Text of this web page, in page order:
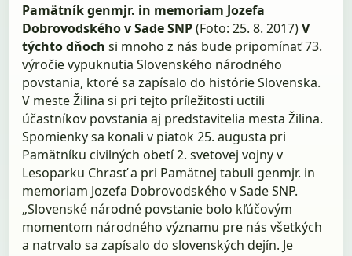
Pamätník genmjr. in memoriam Jozefa
Dobrovodského v Sade SNP(Foto: 25. 8. 2017)V
týchto dňoch si mnoho z nás bude pripomínať 73.
výročie vypuknutia Slovenského národného
povstania, ktoré sa zapísalo do histórie Slovenska.
V meste Žilina si pri tejto príležitosti uctili
účastníkov povstania aj predstavitelia mesta Žilina.
Spomienky sa konali v piatok 25. augusta pri
Pamätníku civilných obetí 2. svetovej vojny v
Lesoparku Chrasť a pri Pamätnej tabuli genmjr. in
memoriam Jozefa Dobrovodského v Sade SNP.
„Slovenské národné povstanie bolo kľúčovým
momentom národného významu pre nás všetkých
a natrvalo sa zapísalo do slovenských dejín. Je